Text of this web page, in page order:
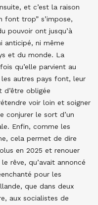
et c’est la raison
font trop” s’impose,
pouvoir ont jusqu’à
anticipé, ni même
et du monde. La
qu’elle parvient au
autres pays font, leur
d’être obligée
voir loin et soigner
conjurer le sort d’un
Enfin, comme les
cela permet de dire
en 2025 et renouer
rêve, qu’avait annoncé
pour les
que dans deux
aux socialistes de